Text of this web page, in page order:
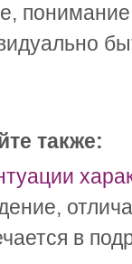
также:
в